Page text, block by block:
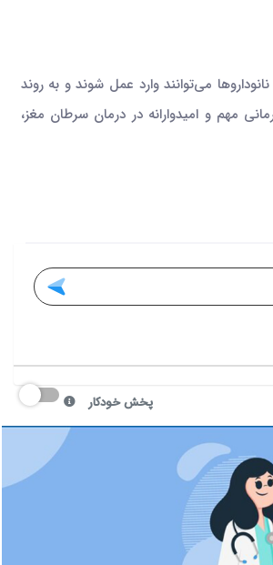
می‌توانند وارد عمل شوند و به روند
مهم و امیدوارانه در درمان سرطان مغز،
پخش خودکار